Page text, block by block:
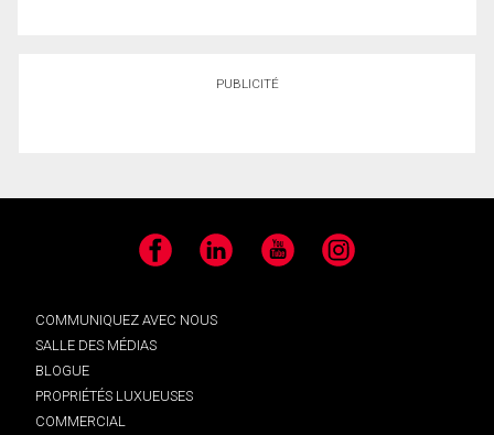
PUBLICITÉ
Facebook LinkedIn YouTube Instagram
COMMUNIQUEZ AVEC NOUS
SALLE DES MÉDIAS
BLOGUE
PROPRIÉTÉS LUXUEUSES
COMMERCIAL